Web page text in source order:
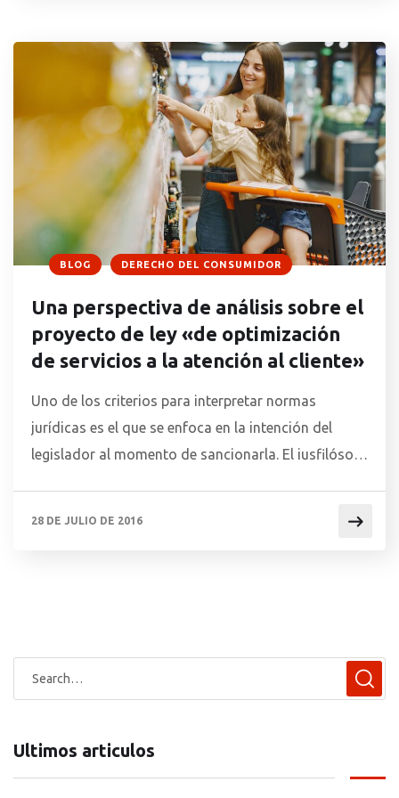
BLOG DERECHO DEL CONSUMIDOR
Una perspectiva de análisis sobre el
proyecto de ley «de optimización
de servicios a la atención al cliente»
Uno de los criterios para interpretar normas
jurídicas es el que se enfoca en la intención del
legislador al momento de sancionarla. El iusfilósofo
28 DE JULIO DE 2016
Ultimos articulos